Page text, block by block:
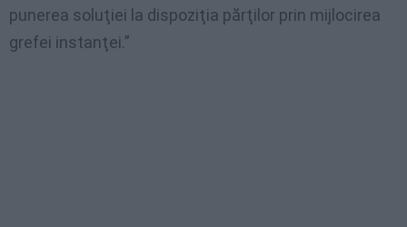
punerea soluţiei la dispoziţia părţilor prin mijlocirea
grefei instanţei.”